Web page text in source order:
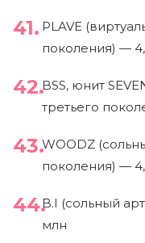
PLAVE
поколения) —
BSS, юнит
третьего
WOODZ
поколения) —
B.I (сольный
млн